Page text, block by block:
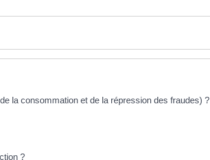
la consommation et de la répression des fraudes) ?
?